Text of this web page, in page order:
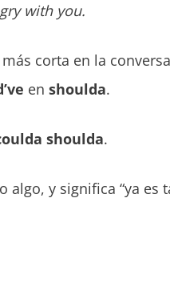
with you.
corta en la
en shoulda.
shoulda.
y significa “ya es